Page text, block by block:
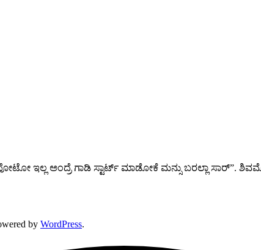
ಇಲ್ಲ ಅಂದ್ರೆ ಗಾಡಿ ಸ್ಟಾರ್ಟ್ ಮಾಡೋಕೆ ಮನ್ಸು ಬರಲ್ಲಾ ಸಾರ್”.
by WordPress.